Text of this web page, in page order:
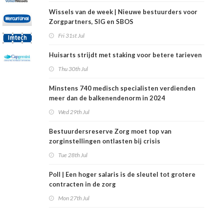
Wissels van de week | Nieuwe bestuurders voor
Zorgpartners, SIG en SBOS
Fri 31st Jul
Huisarts strijdt met staking voor betere tarieven
Thu 30th Jul
Minstens 740 medisch specialisten verdienden
meer dan de balkenendenorm in 2024
Wed 29th Jul
Bestuurdersreserve Zorg moet top van
zorginstellingen ontlasten bij crisis
Tue 28th Jul
Poll | Een hoger salaris is de sleutel tot grotere
contracten in de zorg
Mon 27th Jul